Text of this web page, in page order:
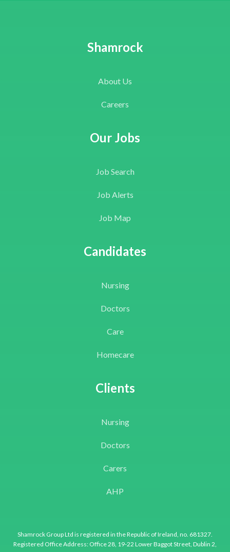
Shamrock
About Us
Careers
Our Jobs
Job Search
Job Alerts
Job Map
Candidates
Nursing
Doctors
Care
Homecare
Clients
Nursing
Doctors
Carers
AHP
Shamrock Group Ltd is registered in the Republic of Ireland, no. 681327.
Registered Office Address: Office 28, 19-22 Lower Baggot Street, Dublin 2,